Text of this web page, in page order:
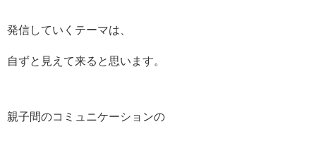
発信していくテーマは、
自ずと見えて来ると思います。
親子間のコミュニケーションの